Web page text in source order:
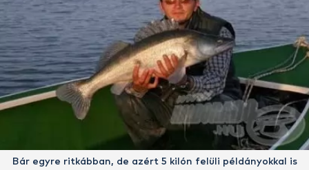
Bár egyre ritkábban, de azért 5 kilón felüli példányokkal is